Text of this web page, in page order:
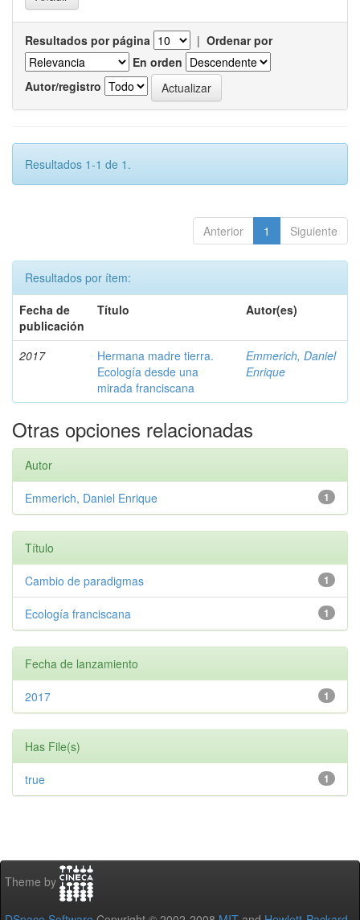
Resultados por página | Ordenar por
En orden
Autor/registro
Resultados 1-1 de 1.
Anterior 1 Siguiente
Resultados por ítem:
Fecha de
publicación
Título Autor(es)
2017
Hermana madre tierra.
Ecología desde una
mirada franciscana
Emmerich, Daniel
Enrique
Otras opciones relacionadas
Autor
1
Emmerich, Daniel Enrique
Título
1
Cambio de paradigmas
1
Ecología franciscana
Fecha de lanzamiento
1
2017
Has File(s)
1
true
Theme by